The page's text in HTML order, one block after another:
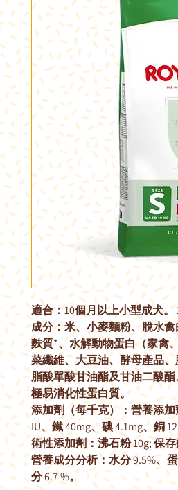
適合：10個月以上小型成犬。
成分：米、小麥麵粉、脫水
麩質*、水解動物蛋白（家禽
菜纖維、大豆油、酵母產品
脂酸單酸甘油酯及甘油二酸
極易消化性蛋白質。
添加劑（每千克）：營養添加
IU、鐵 40mg、碘 4.1mg、銅
術性添加劑：沸石粉 10g; 保存
營養成分分析：水分 9.5%、
分 6.7 %。